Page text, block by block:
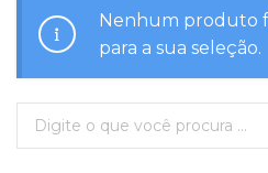
Nenhum produto
para a sua seleção.